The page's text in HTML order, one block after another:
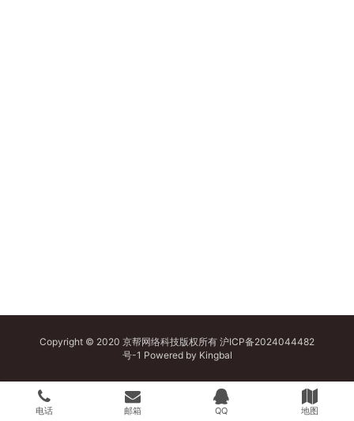
Copyright © 2020 京帮网络科技版权所有 沪ICP备2024044482
号-1 Powered by Kingbal
电话 邮箱 QQ 地图